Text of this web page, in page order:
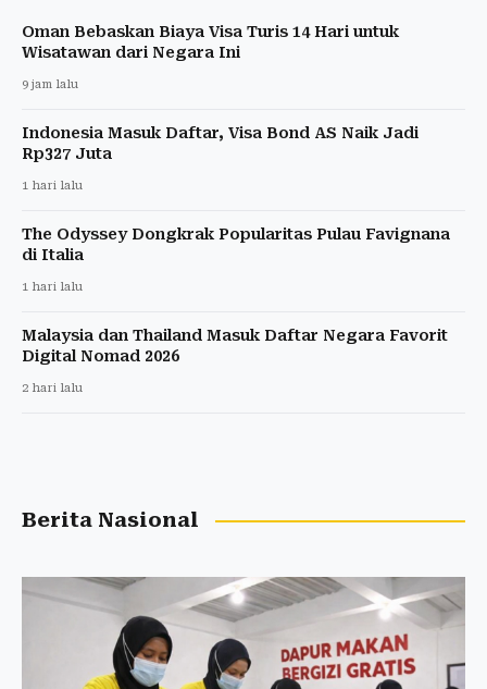
Oman Bebaskan Biaya Visa Turis 14 Hari untuk
Wisatawan dari Negara Ini
9 jam lalu
Indonesia Masuk Daftar, Visa Bond AS Naik Jadi
Rp327 Juta
1 hari lalu
The Odyssey Dongkrak Popularitas Pulau Favignana
di Italia
1 hari lalu
Malaysia dan Thailand Masuk Daftar Negara Favorit
Digital Nomad 2026
2 hari lalu
Berita Nasional